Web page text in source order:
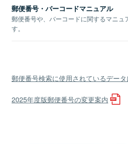
郵便番号・バーコードマニュアル
郵便番号や、バーコードに関するマニュ
す。
郵便番号検索に使用されているデータ
2025年度版郵便番号の変更案内